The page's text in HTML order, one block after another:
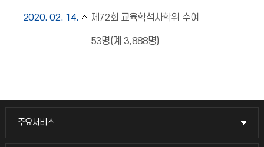
2020. 02. 14. 제72회 교육학석사학위 수여
53명(계 3,888명)
주요서비스
주요서비스